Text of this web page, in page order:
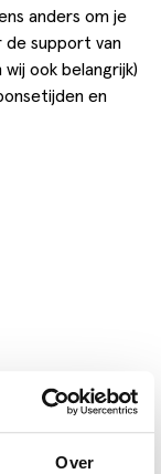
Over
anders om je
de support van
ook belangrijk)
en